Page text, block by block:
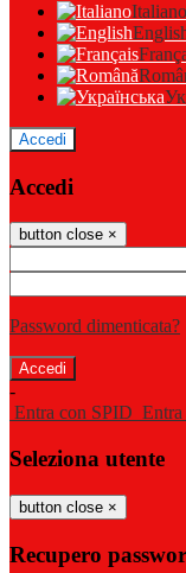
Italiano
Accedi
Accedi
button close ×
Password dimenticata?
-
Entra con SPID
Seleziona utente
button close ×
Recupero